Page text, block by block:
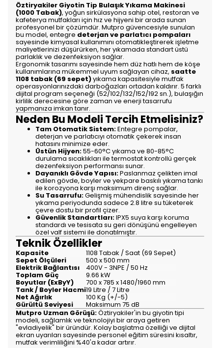
Öztiryakiler Giyotin Tip Bulaşık Yıkama Makinesi
(1000 Tabak), yoğun sirkülasyona sahip otel, restoran ve
kafeterya mutfakları için hız ve hijyeni bir arada sunan
profesyonel bir çözümdür. Mutpro güvencesiyle sunulan
bu model, entegre deterjan ve parlatıcı pompaları
sayesinde kimyasal kullanımını otomatikleştirerek işletme
maliyetlerinizi düşürürken, her yıkamada standart üstü
parlaklık ve dezenfeksiyon sağlar.
Ergonomik tasarımı sayesinde hem düz hatlı hem de köşe
kullanımlarına mükemmel uyum sağlayan cihaz, saatte
1108 tabak (69 sepet)yıkama kapasitesiyle mutfak
operasyonlarınızdaki darboğazları ortadan kaldırır. 5 farklı
dijital program seçeneği (52/102/132/152/192 sn.), bulaşığın
kirlilik derecesine göre zaman ve enerji tasarrufu
yapmanıza imkan tanır.
Neden Bu Modeli Tercih Etmelisiniz?
Tam Otomatik Sistem:Entegre pompalar,
deterjan ve parlatıcıyı otomatik çekerek insan
hatasını minimize eder.
Üstün Hijyen:55-60°C yıkama ve 80-85°C
durulama sıcaklıkları ile termostat kontrollü gerçek
dezenfeksiyon performansı sunar.
Dayanıklı Gövde Yapısı:Paslanmaz çelikten imal
edilen gövde, boyler ve yekpare baskılı yıkama tankı
ile korozyona karşı maksimum direnç sağlar.
Su Tasarrufu:Gelişmiş mühendislik sayesinde her
yıkama periyodunda sadece 2.8 litre su tüketerek
çevre dostu bir profil çizer.
Güvenlik Standartları:IPX5 suya karşı koruma
standardı ve tesisata su geri dönüşünü engelleyen
özel valf sistemi ile donatılmıştır.
Teknik Özellikler
Kapasite 1108 Tabak / Saat (69 Sepet)
Sepet Ölçüleri 500 x 500 mm
Elektrik Bağlantısı 400V - 3NPE / 50 Hz
Toplam Güç 9.66 kW
Boyutlar (ExByY) 700 x 785 x 1480/1960 mm
Tank / Boyler Hacmi19 Litre / 7 Litre
Net Ağırlık 100 Kg (+/-5)
Gürültü Seviyesi
Maksimum 75 dB
Mutpro Uzman Görüşü:Öztiryakiler'in bu giyotin tipi
modeli, sağlamlık ve teknolojiyi bir araya getiren
"evladiyelik" bir üründür. Kolay başlatma özelliği ve dijital
ekran uyarıları sayesinde personel eğitim süresini kısaltır,
mutfak verimliliğini %40'a kadar artırır.